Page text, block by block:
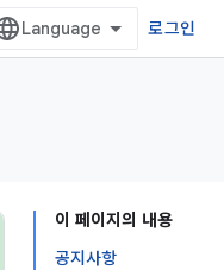
로그인
이 페이지의 내용
공지사항